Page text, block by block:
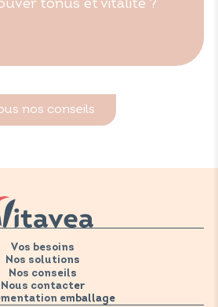
tonus et vitalité ?
nos conseils
Vos besoins
Nos solutions
Nos conseils
Nous contacter
emballage